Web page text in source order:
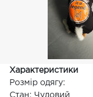
Характеристики
Розмір одягу:
Стан: Чудовий